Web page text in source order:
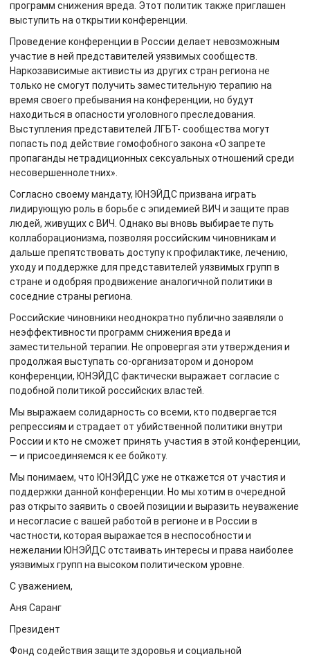
программ снижения вреда. Этот политик также приглашен
выступить на открытии конференции.
Проведение конференции в России делает невозможным
участие в ней представителей уязвимых сообществ.
Наркозависимые активисты из других стран региона не
только не смогут получить заместительную терапию на
время своего пребывания на конференции, но будут
находиться в опасности уголовного преследования.
Выступления представителей ЛГБТ- сообщества могут
попасть под действие гомофобного закона «О запрете
пропаганды нетрадиционных сексуальных отношений среди
несовершеннолетних».
Согласно своему мандату, ЮНЭЙДС призвана играть
лидирующую роль в борьбе с эпидемией ВИЧ и защите прав
людей, живущих с ВИЧ. Однако вы вновь выбираете путь
коллаборационизма, позволяя российским чиновникам и
дальше препятствовать доступу к профилактике, лечению,
уходу и поддержке для представителей уязвимых групп в
стране и одобряя продвижение аналогичной политики в
соседние страны региона.
Российские чиновники неоднократно публично заявляли о
неэффективности программ снижения вреда и
заместительной терапии. Не опровергая эти утверждения и
продолжая выступать со-организатором и донором
конференции, ЮНЭЙДС фактически выражает согласие с
подобной политикой российских властей.
Мы выражаем солидарность со всеми, кто подвергается
репрессиям и страдает от убийственной политики внутри
России и кто не сможет принять участия в этой конференции,
— и присоединяемся к ее бойкоту.
Мы понимаем, что ЮНЭЙДС уже не откажется от участия и
поддержки данной конференции. Но мы хотим в очередной
раз открыто заявить о своей позиции и выразить неуважение
и несогласие с вашей работой в регионе и в России в
частности, которая выражается в неспособности и
нежелании ЮНЭЙДС отстаивать интересы и права наиболее
уязвимых групп на высоком политическом уровне.
С уважением,
Аня Саранг
Президент
Фонд содействия защите здоровья и социальной